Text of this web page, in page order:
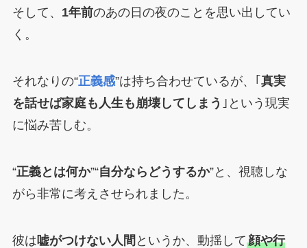
そして、 1年前のあの日の夜のことを思い出してい
く。
それなりの“正義感”は持ち合わせているが、｢ 真実
を話せば家庭も人生も崩壊してしまう ｣という現実
に悩み苦しむ。
“正義とは何か”“自分ならどうするか”と、視聴しな
がら非常に考えさせられました。
彼は嘘がつけない人間 というか、動揺して顔や行